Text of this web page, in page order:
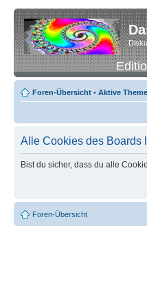
Foren-Übersicht • Aktive
Alle Cookies des Boards
Bist du sicher, dass du alle
Foren-Übersicht